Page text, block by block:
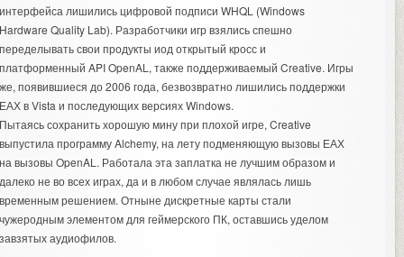
лишились цифровой подписи WHQL (Windows
Quality Lab). Разработчики игр взялись спешно
свои продукты иод открытый кросс и
API OpenAL, также поддерживаемый Creative. Игры
появившиеся до 2006 года, безвозвратно лишились поддержки
в Vista и последующих версиях Windows.
сохранить хорошую мину при плохой игре, Creative
программу Alchemy, на лету подменяющую вызовы ЕАХ
вызовы OpenAL. Работала эта заплатка не лучшим образом и
не во всех играх, да и в любом случае являлась лишь
решением. Отныне дискретные карты стали
элементом для геймерского ПК, оставшись уделом
аудиофилов.